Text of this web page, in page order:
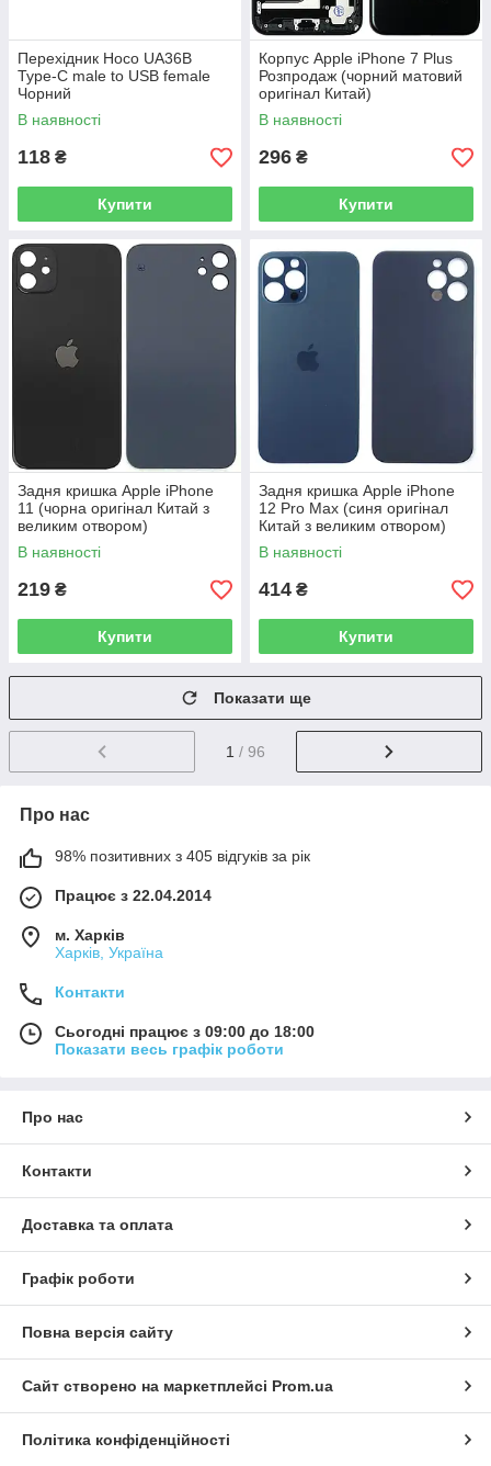
Перехідник Hoco UA36B
Type-C male to USB female
Чорний
В наявності
118 ₴
Купити
Корпус Apple iPhone 7 Plus
Розпродаж (чорний матовий
оригінал Китай)
В наявності
296 ₴
Купити
Задня кришка Apple iPhone
11 (чорна оригінал Китай з
великим отвором)
В наявності
219 ₴
Купити
Задня кришка Apple iPhone
12 Pro Max (синя оригінал
Китай з великим отвором)
В наявності
414 ₴
Купити
Показати ще
1 / 96
Про нас
98% позитивних з 405 відгуків за рік
Працює з 22.04.2014
м. Харків
Харків, Україна
Контакти
Сьогодні працює з 09:00 до 18:00
Показати весь графік роботи
Про нас
Контакти
Доставка та оплата
Графік роботи
Повна версія сайту
Сайт створено на маркетплейсі Prom.ua
Політика конфіденційності